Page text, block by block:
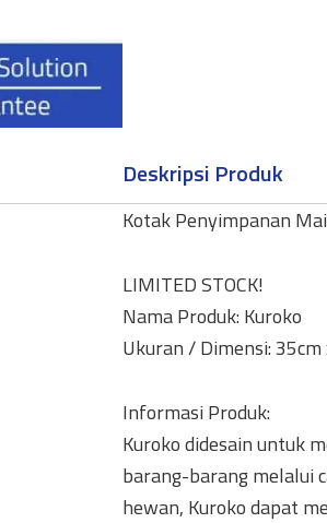
quantity
Deskripsi Produk
Kotak Penyimpanan
LIMITED STOCK!
Nama Produk: Kuroko
Ukuran / Dimensi:
Informasi Produk:
Kuroko didesain untuk
barang-barang melalui
hewan, Kuroko dapat